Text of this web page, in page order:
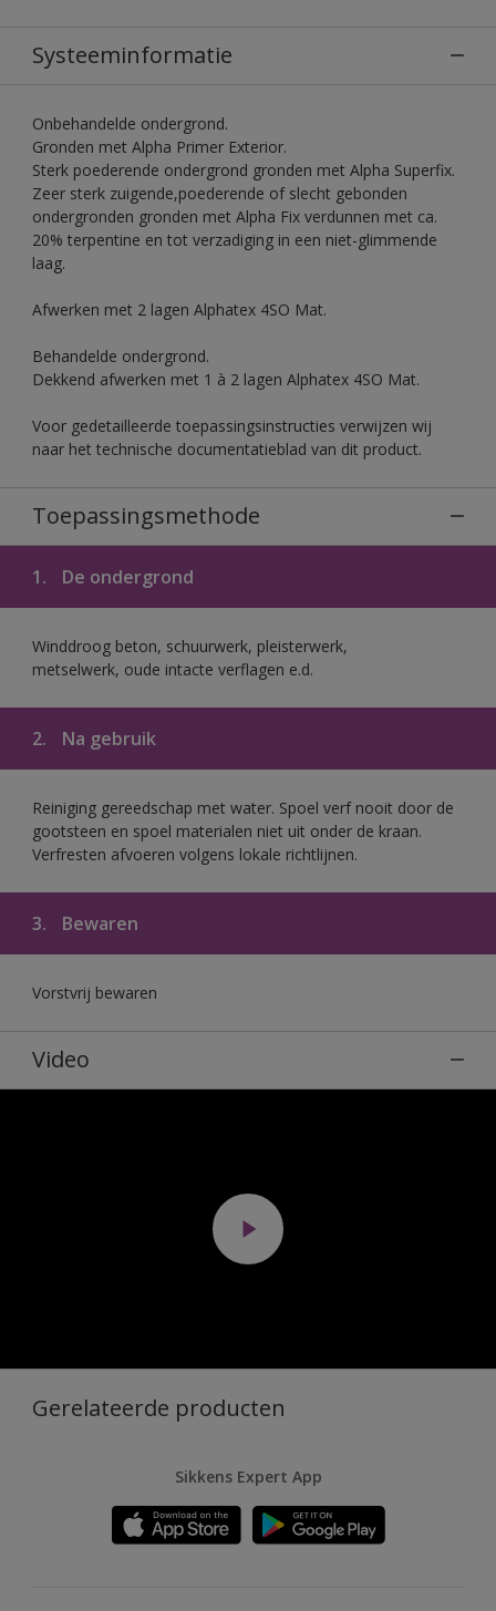
Systeeminformatie
Onbehandelde ondergrond.
Gronden met Alpha Primer Exterior.
Sterk poederende ondergrond gronden met Alpha Superfix.
Zeer sterk zuigende,poederende of slecht gebonden
ondergronden gronden met Alpha Fix verdunnen met ca.
20% terpentine en tot verzadiging in een niet-glimmende
laag.
Afwerken met 2 lagen Alphatex 4SO Mat.
Behandelde ondergrond.
Dekkend afwerken met 1 à 2 lagen Alphatex 4SO Mat.
Voor gedetailleerde toepassingsinstructies verwijzen wij
naar het technische documentatieblad van dit product.
Toepassingsmethode
1. De ondergrond
Winddroog beton, schuurwerk, pleisterwerk,
metselwerk, oude intacte verflagen e.d.
2. Na gebruik
Reiniging gereedschap met water. Spoel verf nooit door de
gootsteen en spoel materialen niet uit onder de kraan.
Verfresten afvoeren volgens lokale richtlijnen.
3. Bewaren
Vorstvrij bewaren
Video
Gerelateerde producten
Sikkens Expert App